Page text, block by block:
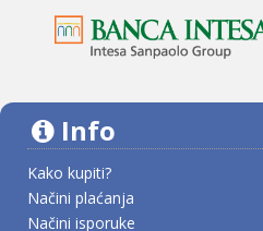
Info
Kako kupiti?
Načini plaćanja
Načini isporuke